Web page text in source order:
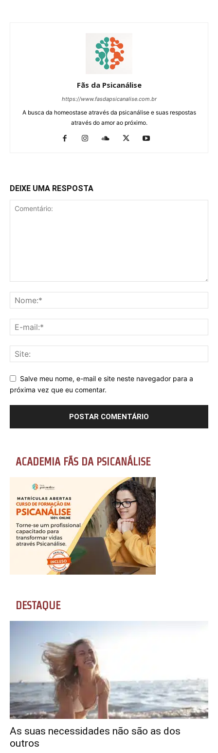
Fãs da Psicanálise
https://www.fasdapsicanalise.com.br
A busca da homeostase através da psicanálise e suas respostas
através do amor ao próximo.
DEIXE UMA RESPOSTA
Salve meu nome, e-mail e site neste navegador para a
próxima vez que eu comentar.
ACADEMIA FÃS DA PSICANÁLISE
DESTAQUE
As suas necessidades não são as dos
outros